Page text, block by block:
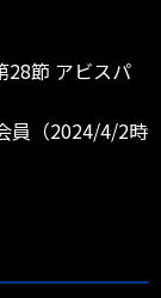
28節 アビスパ
員（2024/4/2時